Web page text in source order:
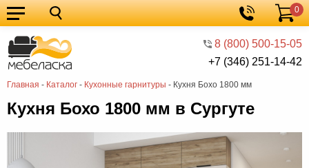
8 (800) 500-15-05
+7 (346) 251-14-42
Корзина
0
Главная - Каталог - Кухонные гарнитуры - Кухня Бохо 1800 мм
Кухонные
гарнитуры
Мебель
для
кухни
Мебель
для
спальни
Кровати
Шкафы
Мягкая
Кухня Бохо 1800 мм в Сургуте